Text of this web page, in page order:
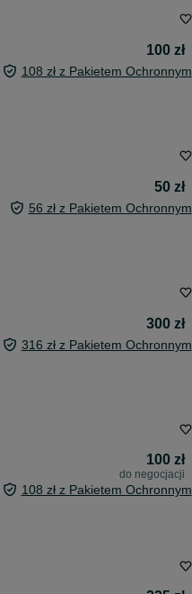
100 zł
108 zł z Pakietem Ochronnym
50 zł
56 zł z Pakietem Ochronnym
300 zł
316 zł z Pakietem Ochronnym
100 zł
do negocjacji
108 zł z Pakietem Ochronnym